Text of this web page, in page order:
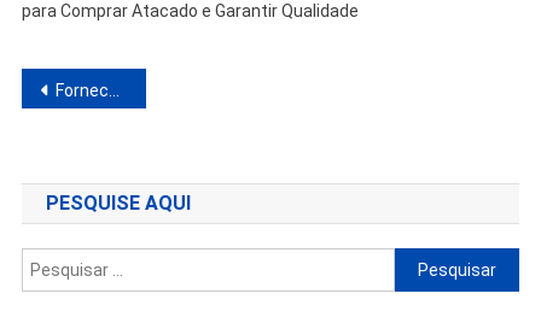
para Comprar Atacado e Garantir Qualidade
Navegação
Post
Fornecedores de Roupas Direto da Fábrica Brás — Guia Prático para Comprar Atacado e Garantir Qualidade
PESQUISE AQUI
Pesquisar
por: